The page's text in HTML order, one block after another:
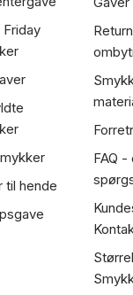
Friday
til hende
FAQ